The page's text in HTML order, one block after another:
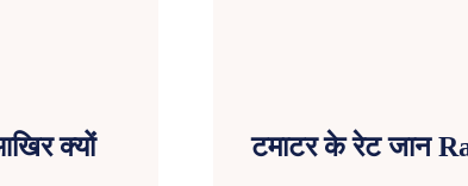
क्यों
टमाटर के रेट जान